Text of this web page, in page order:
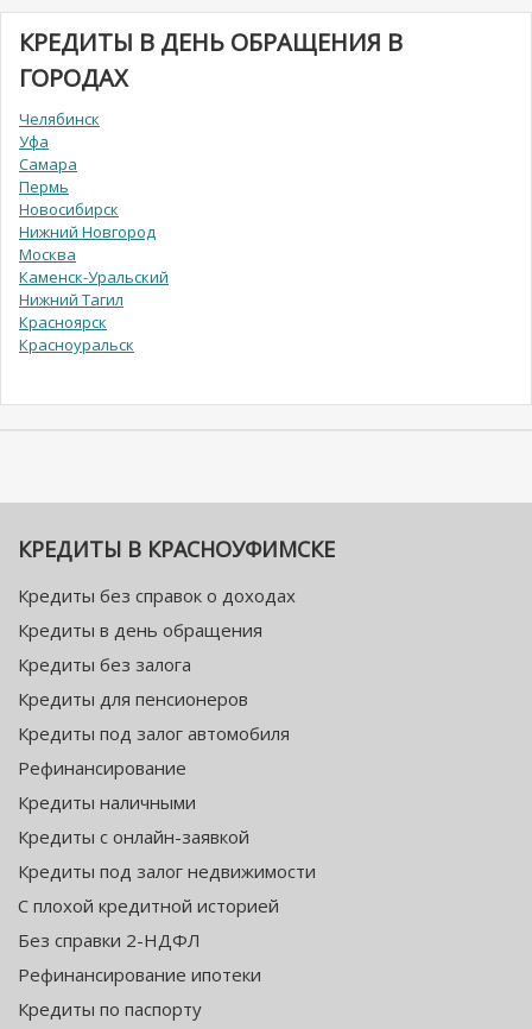
КРЕДИТЫ В ДЕНЬ ОБРАЩЕНИЯ В
ГОРОДАХ
Челябинск
Уфа
Самара
Пермь
Новосибирск
Нижний Новгород
Москва
Каменск-Уральский
Нижний Тагил
Красноярск
Красноуральск
КРЕДИТЫ В КРАСНОУФИМСКЕ
Кредиты без справок о доходах
Кредиты в день обращения
Кредиты без залога
Кредиты для пенсионеров
Кредиты под залог автомобиля
Рефинансирование
Кредиты наличными
Кредиты с онлайн-заявкой
Кредиты под залог недвижимости
С плохой кредитной историей
Без справки 2-НДФЛ
Рефинансирование ипотеки
Кредиты по паспорту